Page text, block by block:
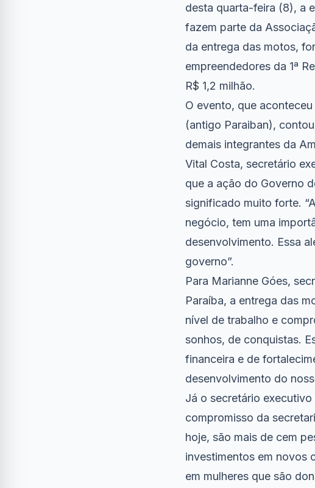
desta quarta-feira (8), a
fazem parte da
da entrega das motos,
empreendedores da 1ª
R$ 1,2 milhão.
O evento, que
(antigo Paraiban),
demais integrantes da
Vital Costa, secretário
que a ação do Governo
significado muito forte.
negócio, tem uma
desenvolvimento. Essa
governo”.
Para Marianne Góes,
Paraíba, a entrega das
nível de trabalho e
sonhos, de conquistas.
financeira e de
desenvolvimento do
Já o secretário
compromisso da
hoje, são mais de cem
investimentos em novos
em mulheres que são